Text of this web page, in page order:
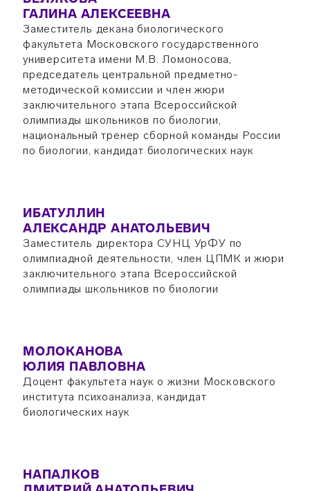
ГАЛИНА АЛЕКСЕЕВНА
Заместитель декана биологического
факультета Московского государственного
университета имени М.В. Ломоносова,
председатель центральной предметно-
методической комиссии и член жюри
заключительного этапа Всероссийской
олимпиады школьников по биологии,
национальный тренер сборной команды России
по биологии, кандидат биологических наук
ИБАТУЛЛИН
АЛЕКСАНДР АНАТОЛЬЕВИЧ
Заместитель директора СУНЦ УрФУ по
олимпиадной деятельности, член ЦПМК и жюри
заключительного этапа Всероссийской
олимпиады школьников по биологии
МОЛОКАНОВА
ЮЛИЯ ПАВЛОВНА
Доцент факультета наук о жизни Московского
института психоанализа, кандидат
биологических наук
НАПАЛКОВ